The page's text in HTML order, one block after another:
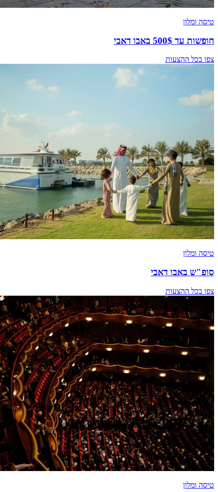
טיסה ומלון
חופשות עד 500$ באבו דאבי
צפו בכל ההצעות
טיסה ומלון
סופ"ש באבו דאבי
צפו בכל ההצעות
טיסה ומלון